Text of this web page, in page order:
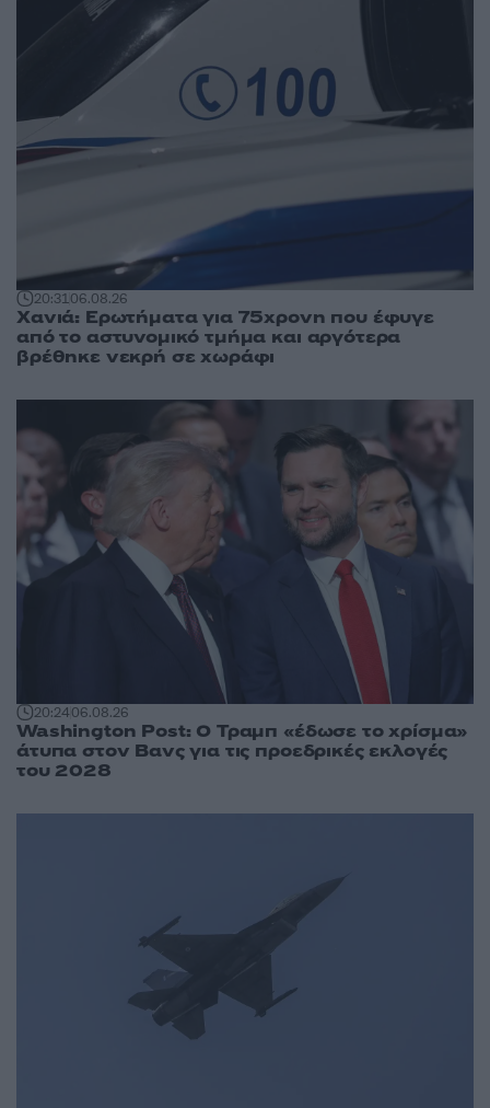
20:3106.08.26
Χανιά: Ερωτήματα για 75χρονη που έφυγε
από το αστυνομικό τμήμα και αργότερα
βρέθηκε νεκρή σε χωράφι
20:2406.08.26
Washington Post: Ο Τραμπ «έδωσε το χρίσμα»
άτυπα στον Βανς για τις προεδρικές εκλογές
του 2028